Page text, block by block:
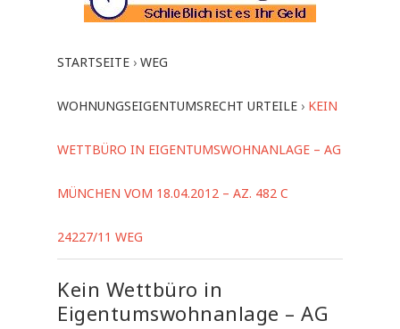
STARTSEITE › WEG
WOHNUNGSEIGENTUMSRECHT URTEILE › KEIN
WETTBÜRO IN EIGENTUMSWOHNANLAGE – AG
MÜNCHEN VOM 18.04.2012 – AZ. 482 C
24227/11 WEG
Kein Wettbüro in
Eigentumswohnanlage – AG